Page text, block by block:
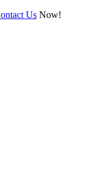
Us Now!